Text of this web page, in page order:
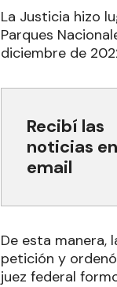
La Justicia hizo
Parques
diciembre de
Recibí las
noticias
email
De esta manera,
petición y
juez federal